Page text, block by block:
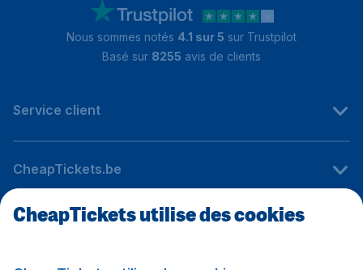
Nous sommes notés 4.1 sur 5 sur Trustpilot
Basé sur 8255 avis de clients
Service client
CheapTickets.be
Sites internationaux
CheapTickets utilise des cookies